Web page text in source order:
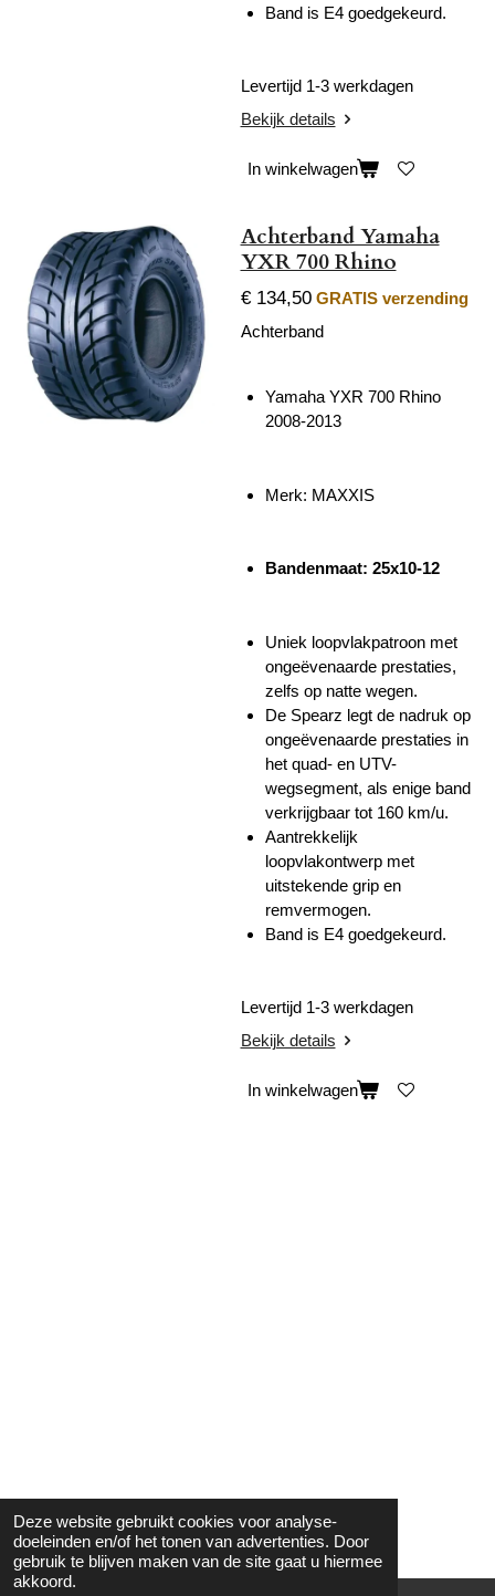
Deze website gebruikt cookies voor analyse-
doeleinden en/of het tonen van advertenties. Door
gebruik te blijven maken van de site gaat u hiermee
akkoord.
Band is E4 goedgekeurd.
Levertijd 1-3 werkdagen
Bekijk details
In winkelwagen
Achterband Yamaha
YXR 700 Rhino
€ 134,50 GRATIS verzending
Achterband
Yamaha YXR 700 Rhino
2008-2013
Merk: MAXXIS
Bandenmaat: 25x10-12
Uniek loopvlakpatroon met
ongeëvenaarde prestaties,
zelfs op natte wegen.
De Spearz legt de nadruk op
ongeëvenaarde prestaties in
het quad- en UTV-
wegsegment, als enige band
verkrijgbaar tot 160 km/u.
Aantrekkelijk
loopvlakontwerp met
uitstekende grip en
remvermogen.
Band is E4 goedgekeurd.
Levertijd 1-3 werkdagen
Bekijk details
In winkelwagen